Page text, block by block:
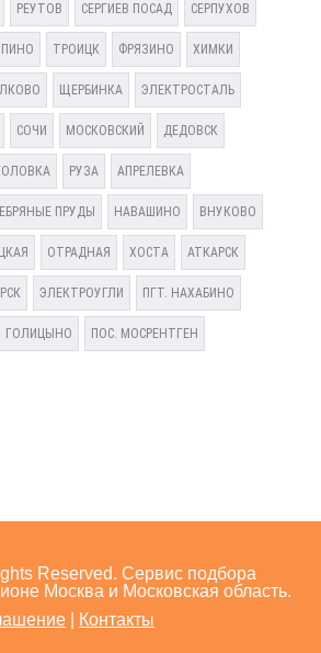
РЕУТОВ СЕРГИЕВ ПОСАД СЕРПУХОВ
ТРОИЦК ФРЯЗИНО ХИМКИ
ЩЕРБИНКА ЭЛЕКТРОСТАЛЬ
СОЧИ МОСКОВСКИЙ ДЕДОВСК
РУЗА АПРЕЛЕВКА
ПРУДЫ НАВАШИНО ВНУКОВО
ОТРАДНАЯ ХОСТА АТКАРСК
ЭЛЕКТРОУГЛИ ПГТ. НАХАБИНО
ГОЛИЦЫНО ПОС. МОСРЕНТГЕН
Reserved. Сервис подбора
Москва и Московская область.
Контакты